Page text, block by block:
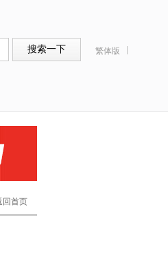
繁体版
回首页